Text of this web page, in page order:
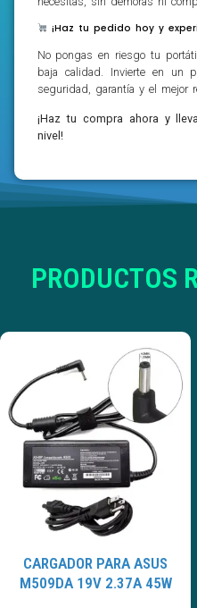
¡Haz tu pedido hoy y
No pongas en riesgo tu
baja calidad. Invierte en un
seguridad, garantía y el mejor
¡Haz tu compra ahora y
nivel!
PRODUCTOS
CARGADOR PARA ASUS
M509DA 19V 2.37A 45W